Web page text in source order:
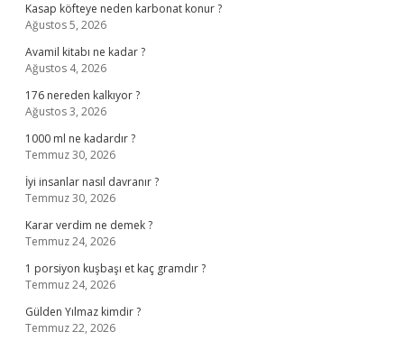
Kasap köfteye neden karbonat konur ?
Ağustos 5, 2026
Avamil kitabı ne kadar ?
Ağustos 4, 2026
176 nereden kalkıyor ?
Ağustos 3, 2026
1000 ml ne kadardır ?
Temmuz 30, 2026
İyi insanlar nasıl davranır ?
Temmuz 30, 2026
Karar verdim ne demek ?
Temmuz 24, 2026
1 porsiyon kuşbaşı et kaç gramdır ?
Temmuz 24, 2026
Gülden Yılmaz kimdir ?
Temmuz 22, 2026